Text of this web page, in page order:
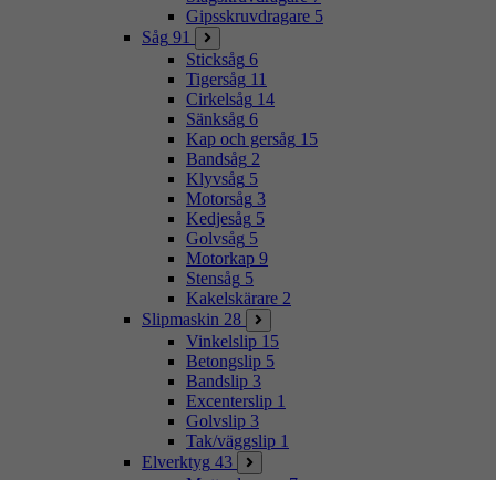
Gipsskruvdragare 5
Såg 91
Sticksåg 6
Tigersåg 11
Cirkelsåg 14
Sänksåg 6
Kap och gersåg 15
Bandsåg 2
Klyvsåg 5
Motorsåg 3
Kedjesåg 5
Golvsåg 5
Motorkap 9
Stensåg 5
Kakelskärare 2
Slipmaskin 28
Vinkelslip 15
Betongslip 5
Bandslip 3
Excenterslip 1
Golvslip 3
Tak/väggslip 1
Elverktyg 43